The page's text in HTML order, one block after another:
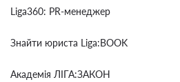
Liga360: PR-менеджер
Знайти юриста Liga:BOOK
Академія ЛІГА:ЗАКОН